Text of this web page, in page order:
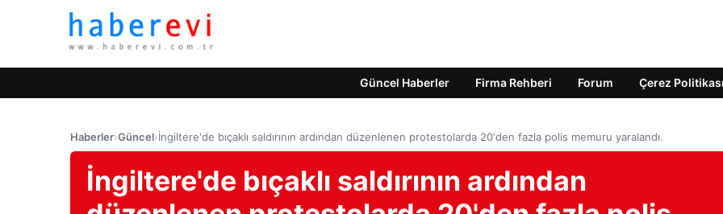
Güncel Haberler Firma Rehberi Forum Çerez Politikası
Haberler›Güncel›İngiltere'de bıçaklı saldırının ardından düzenlenen protestolarda 20'den fazla polis memuru yaralandı.
İngiltere'de bıçaklı saldırının ardından